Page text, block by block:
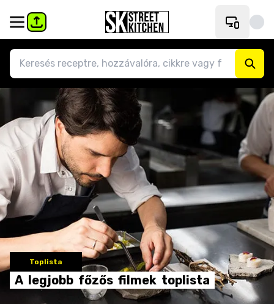
Toplista
A legjobb főzős filmek toplista